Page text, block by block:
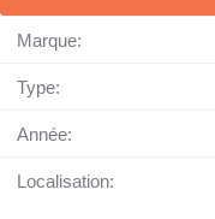
Marque:
Type:
Année:
Localisation: